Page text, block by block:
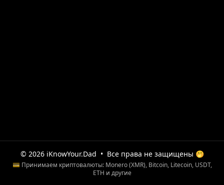
© 2026 iKnowYour.Dad • Все права не защищены 🤭
💳 Принимаем криптовалюты: Monero (XMR), Bitcoin, Litecoin, USDT,
ETH и другие